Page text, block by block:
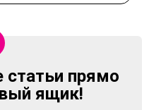
статьи прямо
ящик!